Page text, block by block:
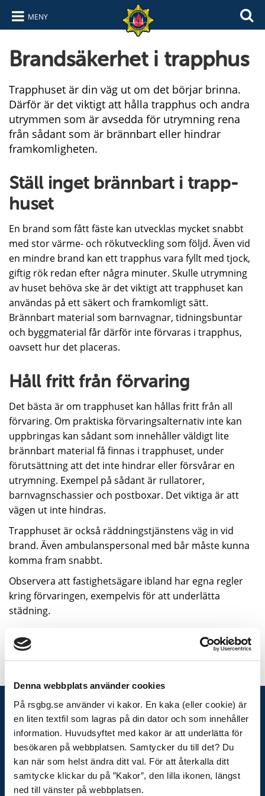
Denna webbplats använder cookies
På rsgbg.se använder vi kakor. En kaka (eller cookie) är
en liten textfil som lagras på din dator och som innehåller
information. Huvudsyftet med kakor är att underlätta för
besökaren på webbplatsen. Samtycker du till det? Du
kan när som helst ändra ditt val. För att återkalla ditt
samtycke klickar du på ”Kakor”, den lilla ikonen, längst
ned till vänster på webbplatsen.
MENY
Hoppa till innehåll
Hoppa till navigering
Brandsäkerhet i trapphus
Trapphuset är din väg ut om det börjar brinna.
Därför är det viktigt att hålla trapphus och andra
utrymmen som är avsedda för utrymning rena
från sådant som är brännbart eller hindrar
framkomligheten.
Ställ inget bränn­bart i trapp­
hu­set
En brand som fått fäste kan utvecklas mycket snabbt
med stor värme- och rökutveckling som följd. Även vid
en mindre brand kan ett trapphus vara fyllt med tjock,
giftig rök redan efter några minuter. Skulle utrymning
av huset behöva ske är det viktigt att trapphuset kan
användas på ett säkert och framkomligt sätt.
Brännbart material som barnvagnar, tidningsbuntar
och byggmaterial får därför inte förvaras i trapphus,
oavsett hur det placeras.
Håll fritt från för­va­ring
Det bästa är om trapphuset kan hållas fritt från all
förvaring. Om praktiska förvaringsalternativ inte kan
uppbringas kan sådant som innehåller väldigt lite
brännbart material få finnas i trapphuset, under
förutsättning att det inte hindrar eller försvårar en
utrymning. Exempel på sådant är rullatorer,
barnvagnschassier och postboxar. Det viktiga är att
vägen ut inte hindras.
Trapphuset är också räddningstjänstens väg in vid
brand. Även ambulanspersonal med bår måste kunna
komma fram snabbt.
Observera att fastighetsägare ibland har egna regler
kring förvaringen, exempelvis för att underlätta
städning.
2 december, 2025, kl 09:57
KONTAKTA OSS
Telefon växel
031-335 26 00
Presskontakt
Adress